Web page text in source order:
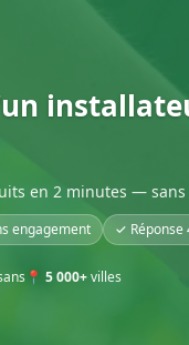
en 2 minutes —
engagement ✓ Réponse
📍 5 000+villes